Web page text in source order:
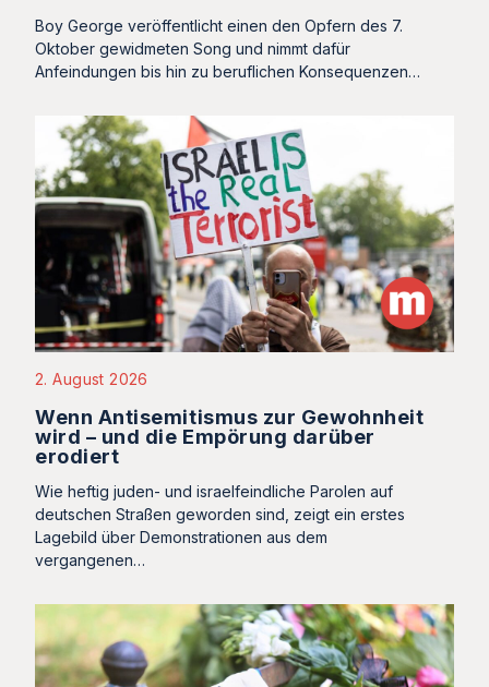
Boy George veröffentlicht einen den Opfern des 7.
Oktober gewidmeten Song und nimmt dafür
Anfeindungen bis hin zu beruflichen Konsequenzen…
2. August 2026
Wenn Antisemitismus zur Gewohnheit
wird – und die Empörung darüber
erodiert
Wie heftig juden- und israelfeindliche Parolen auf
deutschen Straßen geworden sind, zeigt ein erstes
Lagebild über Demonstrationen aus dem
vergangenen…